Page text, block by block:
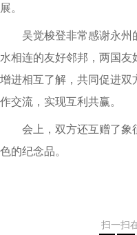
展。
吴觉梭登非常感谢永州
水相连的友好邻邦，两国
增进相互了解，共同促进双
作交流，实现互利共赢。
会上，双方还互赠了象
色的纪念品。
扫一扫